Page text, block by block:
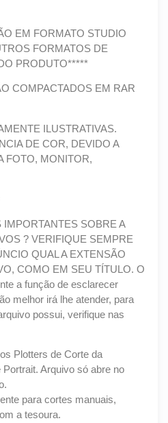
EM FORMATO STUDIO
FORMATOS DE
PRODUTO*****
COMPACTADOS EM RAR
ILUSTRATIVAS.
DE COR, DEVIDO A
FOTO, MONITOR,
SOBRE A
? VERIFIQUE SEMPRE
QUAL A EXTENSÃO
COMO EM SEU TÍTULO. O
a função de esclarecer
melhor irá lhe atender, para
possui, verifique nas
Plotters de Corte da
Arquivo só abre no
para cortes manuais,
a tesoura.